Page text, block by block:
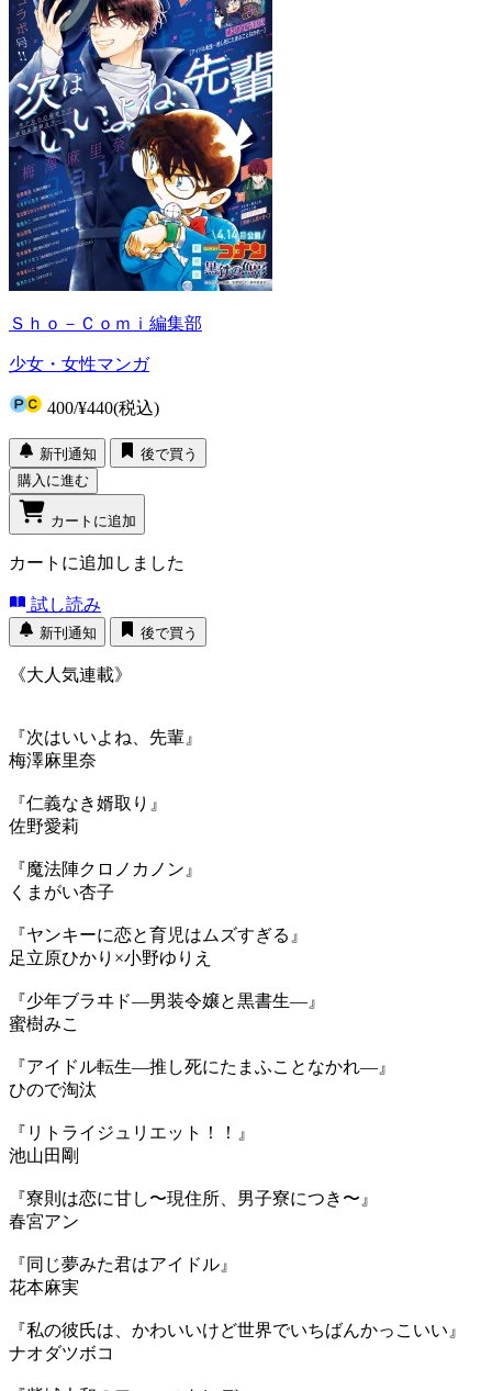
Ｓｈｏ－Ｃｏｍｉ編集部
少女・女性マンガ
400/¥440(税込)
新刊通知
後で買う
購入に進む
カートに追加
カートに追加しました
試し読み
新刊通知 後で買う
《大人気連載》
『次はいいよね、先輩』
梅澤麻里奈
『仁義なき婿取り』
佐野愛莉
『魔法陣クロノカノン』
くまがい杏子
『ヤンキーに恋と育児はムズすぎる』
足立原ひかり×小野ゆりえ
『少年ブラヰド―男装令嬢と黒書生―』
蜜樹みこ
『アイドル転生―推し死にたまふことなかれ―』
ひので淘汰
『リトライジュリエット！！』
池山田剛
『寮則は恋に甘し〜現住所、男子寮につき〜』
春宮アン
『同じ夢みた君はアイドル』
花本麻実
『私の彼氏は、かわいいけど世界でいちばんかっこいい』
ナオダツボコ